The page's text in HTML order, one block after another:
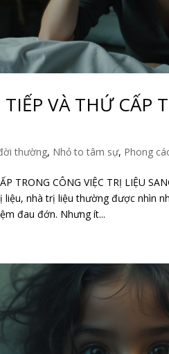
VÀ THỨ CẤP
thường, Nhỏ to tâm sự, Phong
TRONG CÔNG VIỆC TRỊ LIỆU
liệu, nhà trị liệu thường được nhìn
đau đớn. Nhưng ít...